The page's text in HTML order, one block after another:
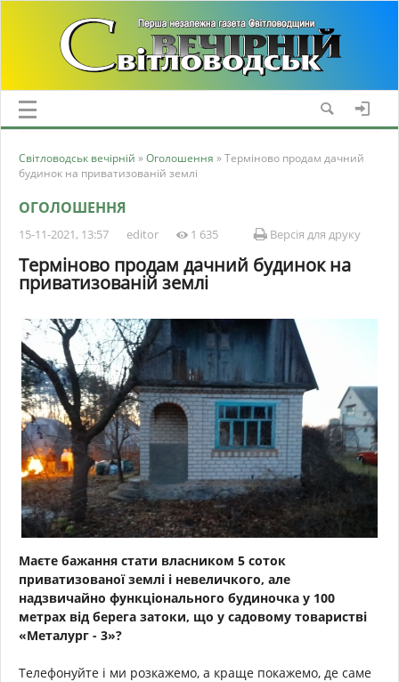
Світловодськ вечірній »Оголошення » Терміново продам дачний
будинок на приватизованій землі
ОГОЛОШЕННЯ
15-11-2021, 13:57 editor 1 635 Версія для друку
Терміново продам дачний будинок на
приватизованій землі
Маєте бажання стати власником 5 соток
приватизованої землі і невеличкого, але
надзвичайно функціонального будиночка у 100
метрах від берега затоки, що у садовому товаристві
«Металург - 3»?
Телефонуйте і ми розкажемо, а краще покажемо, де саме